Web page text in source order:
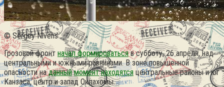
© Sergey Nivens
Грозовой фронт начал формироватьсяв субботу, 26 апреля, над
центральными и южными равнинами.В зоне повышенной
опасности наданный момент находятся центральные районы и юг
Канзаса, центр и запад Оклахомы.